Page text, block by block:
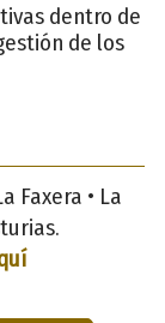
dentro de
de los
Faxera • La